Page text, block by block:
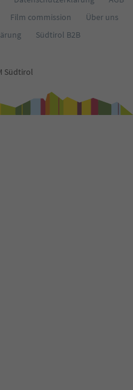
Film commission
Über uns
Südtirol B2B
Südtirol